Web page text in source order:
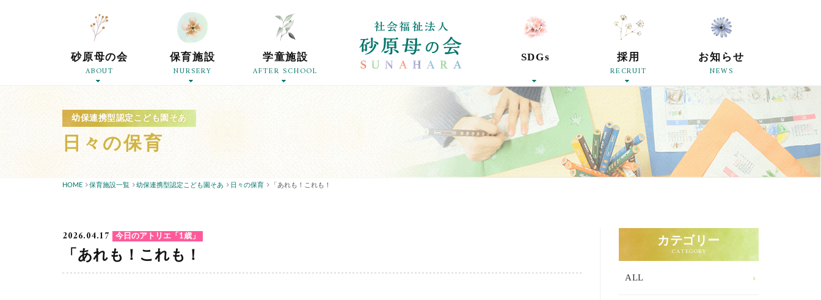
社会福祉法人砂原母の会
砂原母の会
ABOUT
保育施設
NURSERY
学童施設
AFTER SCHOOL
SDGs 採用
RECRUIT
お知らせ
NEWS
幼保連携型認定こども園そあ
日々の保育
HOME 保育施設一覧 幼保連携型認定こども園そあ 日々の保育 「あれも！これも！
カテゴリー
CATEGORY
ALL
2026.04.17 今日のアトリエ「1歳」
「あれも！これも！